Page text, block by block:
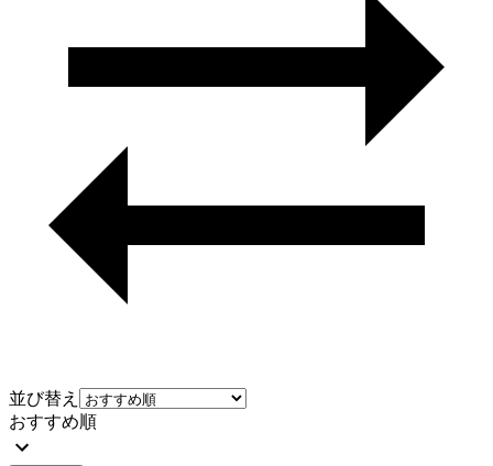
並び替え
おすすめ順